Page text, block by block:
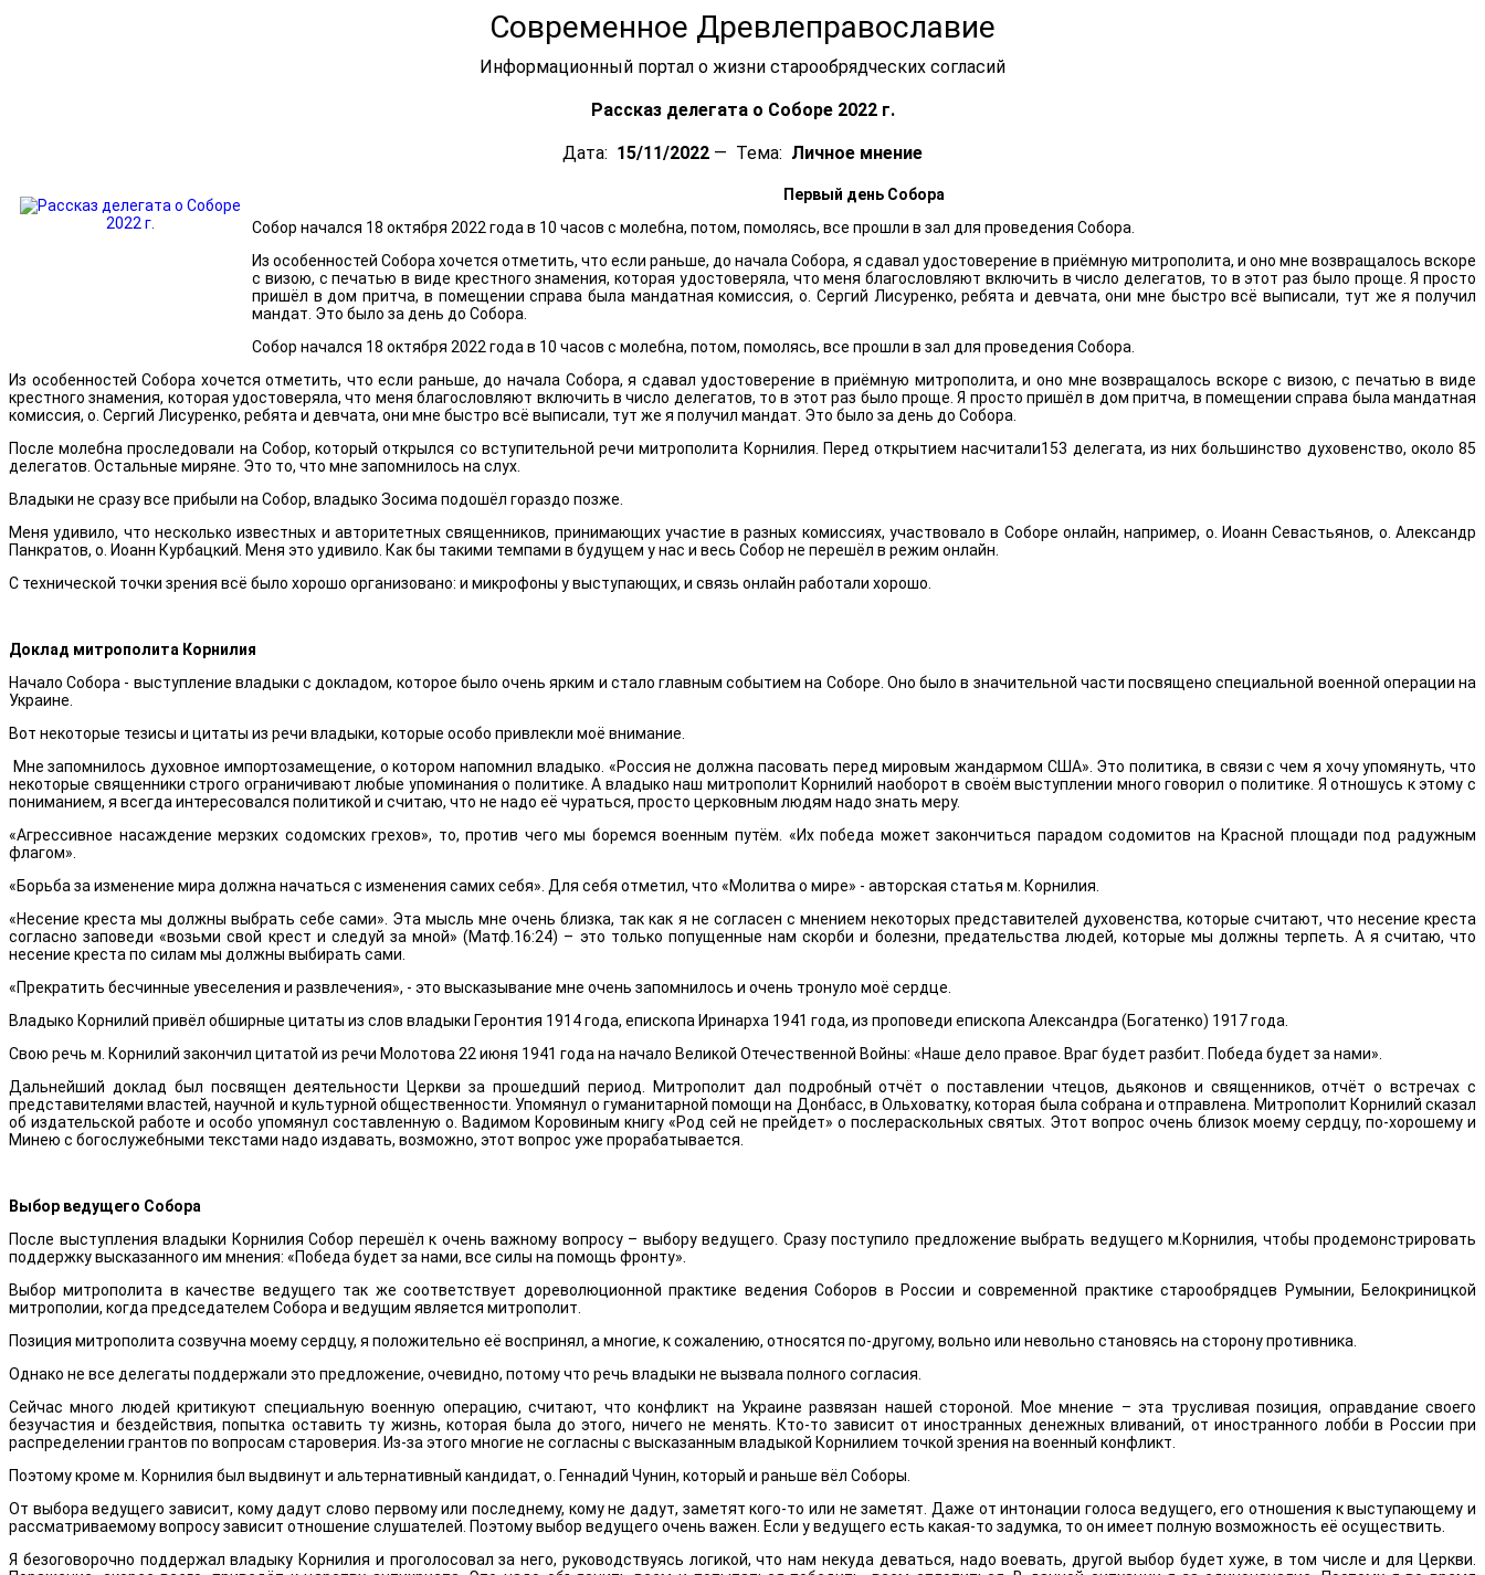
Современное Древлеправославие
Информационный портал о жизни старообрядческих согласий
Рассказ делегата о Соборе 2022 г.
Дата: 15/11/2022 — Тема: Личное мнение
Первый день Собора
Собор начался 18 октября 2022 года в 10 часов с молебна, потом, помолясь, все прошли в зал для проведения Собора.
Из особенностей Собора хочется отметить, что если раньше, до начала Собора, я сдавал удостоверение в приёмную митрополита, и оно мне возвращалось вскоре
с визою, с печатью в виде крестного знамения, которая удостоверяла, что меня благословляют включить в число делегатов, то в этот раз было проще. Я просто
пришёл в дом притча, в помещении справа была мандатная комиссия, о. Сергий Лисуренко, ребята и девчата, они мне быстро всё выписали, тут же я получил
мандат. Это было за день до Собора.
Собор начался 18 октября 2022 года в 10 часов с молебна, потом, помолясь, все прошли в зал для проведения Собора.
Из особенностей Собора хочется отметить, что если раньше, до начала Собора, я сдавал удостоверение в приёмную митрополита, и оно мне возвращалось вскоре с визою, с печатью в виде
крестного знамения, которая удостоверяла, что меня благословляют включить в число делегатов, то в этот раз было проще. Я просто пришёл в дом притча, в помещении справа была мандатная
комиссия, о. Сергий Лисуренко, ребята и девчата, они мне быстро всё выписали, тут же я получил мандат. Это было за день до Собора.
После молебна проследовали на Собор, который открылся со вступительной речи митрополита Корнилия. Перед открытием насчитали153 делегата, из них большинство духовенство, около 85
делегатов. Остальные миряне. Это то, что мне запомнилось на слух.
Владыки не сразу все прибыли на Собор, владыко Зосима подошёл гораздо позже.
Меня удивило, что несколько известных и авторитетных священников, принимающих участие в разных комиссиях, участвовало в Соборе онлайн, например, о. Иоанн Севастьянов, о. Александр
Панкратов, о. Иоанн Курбацкий. Меня это удивило. Как бы такими темпами в будущем у нас и весь Собор не перешёл в режим онлайн.
С технической точки зрения всё было хорошо организовано: и микрофоны у выступающих, и связь онлайн работали хорошо.
Доклад митрополита Корнилия
Начало Собора - выступление владыки с докладом, которое было очень ярким и стало главным событием на Соборе. Оно было в значительной части посвящено специальной военной операции на
Украине.
Вот некоторые тезисы и цитаты из речи владыки, которые особо привлекли моё внимание.
Мне запомнилось духовное импортозамещение, о котором напомнил владыко. «Россия не должна пасовать перед мировым жандармом США». Это политика, в связи с чем я хочу упомянуть, что
некоторые священники строго ограничивают любые упоминания о политике. А владыко наш митрополит Корнилий наоборот в своём выступлении много говорил о политике. Я отношусь к этому с
пониманием, я всегда интересовался политикой и считаю, что не надо её чураться, просто церковным людям надо знать меру.
«Агрессивное насаждение мерзких содомских грехов», то, против чего мы боремся военным путём. «Их победа может закончиться парадом содомитов на Красной площади под радужным
флагом».
«Борьба за изменение мира должна начаться с изменения самих себя». Для себя отметил, что «Молитва о мире» - авторская статья м. Корнилия.
«Несение креста мы должны выбрать себе сами». Эта мысль мне очень близка, так как я не согласен с мнением некоторых представителей духовенства, которые считают, что несение креста
согласно заповеди «возьми свой крест и следуй за мной» (Матф.16:24) – это только попущенные нам скорби и болезни, предательства людей, которые мы должны терпеть. А я считаю, что
несение креста по силам мы должны выбирать сами.
«Прекратить бесчинные увеселения и развлечения», - это высказывание мне очень запомнилось и очень тронуло моё сердце.
Владыко Корнилий привёл обширные цитаты из слов владыки Геронтия 1914 года, епископа Иринарха 1941 года, из проповеди епископа Александра (Богатенко) 1917 года.
Свою речь м. Корнилий закончил цитатой из речи Молотова 22 июня 1941 года на начало Великой Отечественной Войны: «Наше дело правое. Враг будет разбит. Победа будет за нами».
Дальнейший доклад был посвящен деятельности Церкви за прошедший период. Митрополит дал подробный отчёт о поставлении чтецов, дьяконов и священников, отчёт о встречах с
представителями властей, научной и культурной общественности. Упомянул о гуманитарной помощи на Донбасс, в Ольховатку, которая была собрана и отправлена. Митрополит Корнилий сказал
об издательской работе и особо упомянул составленную о. Вадимом Коровиным книгу «Род сей не прейдет» о послераскольных святых. Этот вопрос очень близок моему сердцу, по-хорошему и
Минею с богослужебными текстами надо издавать, возможно, этот вопрос уже прорабатывается.
Выбор ведущего Собора
После выступления владыки Корнилия Собор перешёл к очень важному вопросу – выбору ведущего. Сразу поступило предложение выбрать ведущего м.Корнилия, чтобы продемонстрировать
поддержку высказанного им мнения: «Победа будет за нами, все силы на помощь фронту».
Выбор митрополита в качестве ведущего так же соответствует дореволюционной практике ведения Соборов в России и современной практике старообрядцев Румынии, Белокриницкой
митрополии, когда председателем Собора и ведущим является митрополит.
Позиция митрополита созвучна моему сердцу, я положительно её воспринял, а многие, к сожалению, относятся по-другому, вольно или невольно становясь на сторону противника.
Однако не все делегаты поддержали это предложение, очевидно, потому что речь владыки не вызвала полного согласия.
Сейчас много людей критикуют специальную военную операцию, считают, что конфликт на Украине развязан нашей стороной. Мое мнение – эта трусливая позиция, оправдание своего
безучастия и бездействия, попытка оставить ту жизнь, которая была до этого, ничего не менять. Кто-то зависит от иностранных денежных вливаний, от иностранного лобби в России при
распределении грантов по вопросам староверия. Из-за этого многие не согласны с высказанным владыкой Корнилием точкой зрения на военный конфликт.
Поэтому кроме м. Корнилия был выдвинут и альтернативный кандидат, о. Геннадий Чунин, который и раньше вёл Соборы.
От выбора ведущего зависит, кому дадут слово первому или последнему, кому не дадут, заметят кого-то или не заметят. Даже от интонации голоса ведущего, его отношения к выступающему и
рассматриваемому вопросу зависит отношение слушателей. Поэтому выбор ведущего очень важен. Если у ведущего есть какая-то задумка, то он имеет полную возможность её осуществить.
Я безоговорочно поддержал владыку Корнилия и проголосовал за него, руководствуясь логикой, что нам некуда деваться, надо воевать, другой выбор будет хуже, в том числе и для Церкви.